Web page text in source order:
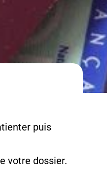
puis
votre dossier.